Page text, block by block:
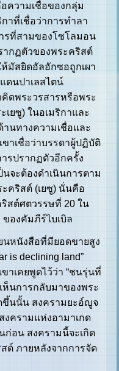
ความเชื่อของกลุ่ม
าที่เชื่อว่าการทำลา
รที่สามของโซโลมอน
ากฏตัวของพระคริสต์
มัสยิดอัลอักซอถูกเผา
ดนปาเลสไตน์
ดพระวรสารหรือพระ
ยซู) ในอเมริกาและ
นทางความเชื่อและ
าเชื่อว่าบรรดาผู้ปฏิบัติ
รปรากฏตัวอีกครั้ง
จะต้องดำเนินการตาม
คริสต์ (เยซู) นั่นคือ
สต์ศตวรรษที่ 20 ใน
ของคัมภีร์ไบเบิล
นหนังสือที่มียอดขายสูง
is declining land”
าเคยพูดไว้ว่า “ชนรุ่นที่
ห็นการกลับมาของพระ
ขึ้นนั้น สงครามยะอ์ญูจ
งครามแห่งอามาเกด
ก่อน สงครามนี้จะเกิด
ต์ ภายหลังจากการจัด